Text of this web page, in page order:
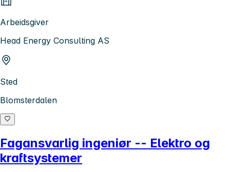
Arbeidsgiver
Head Energy Consulting AS
Sted
Blomsterdalen
Fagansvarlig ingeniør -- Elektro og
kraftsystemer